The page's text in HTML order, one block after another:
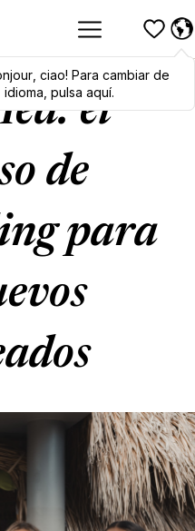
bonjour,ciao! To switch
languages, click here!
, ciao! Para cambiar de
idioma, pulsa aquí.
el
de
para